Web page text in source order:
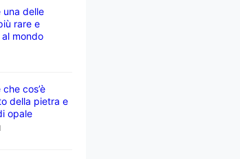
una delle
rare e
mondo
cos’è
della pietra e
opale